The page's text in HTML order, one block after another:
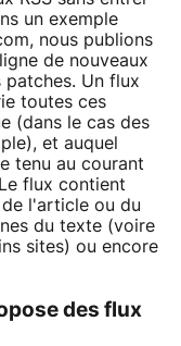
un exemple
nous publions
de nouveaux
patches. Un flux
toutes ces
(dans le cas des
et auquel
tenu au courant
flux contient
l'article ou du
du texte (voire
sites) ou encore
des flux